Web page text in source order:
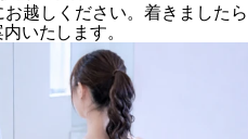
お越しください。着きましたら
いたします。